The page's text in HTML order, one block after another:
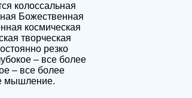
колоссальная
Божественная
космическая
творческая
резко
– все более
– все более
мышление.